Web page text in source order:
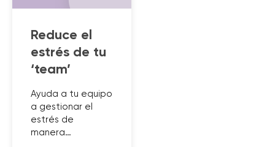
Reduce el
estrés de tu
‘team’
Ayuda a tu equipo
a gestionar el
estrés de
manera…